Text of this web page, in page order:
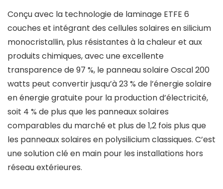
Conçu avec la technologie de laminage ETFE 6
couches et intégrant des cellules solaires en silicium
monocristallin, plus résistantes à la chaleur et aux
produits chimiques, avec une excellente
transparence de 97 %, le panneau solaire Oscal 200
watts peut convertir jusqu’à 23 % de l’énergie solaire
en énergie gratuite pour la production d’électricité,
soit 4 % de plus que les panneaux solaires
comparables du marché et plus de 1,2 fois plus que
les panneaux solaires en polysilicium classiques. C’est
une solution clé en main pour les installations hors
réseau extérieures.